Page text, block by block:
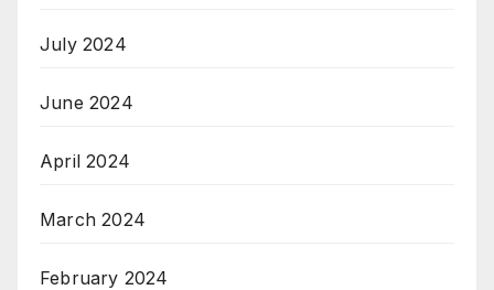
July 2024
June 2024
April 2024
March 2024
February 2024